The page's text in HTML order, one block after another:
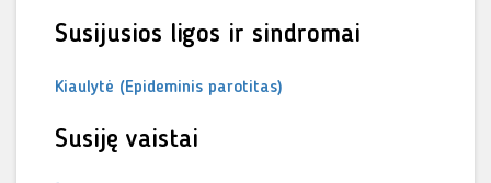
Susijusios ligos ir sindromai
Kiaulytė (Epideminis parotitas)
Susiję vaistai